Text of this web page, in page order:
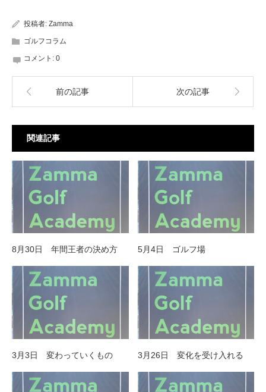
投稿者: Zamma
ゴルフコラム
コメント: 0
前の記事 次の記事
関連記事
8月30日 年間王者の決め方 5月4日 ゴルフ場
3月3日 変わっていくもの 3月26日 変化を受け入れる